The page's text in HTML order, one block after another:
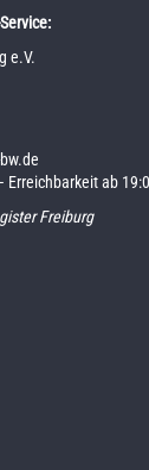
e.V.
Erreichbarkeit ab
Freiburg